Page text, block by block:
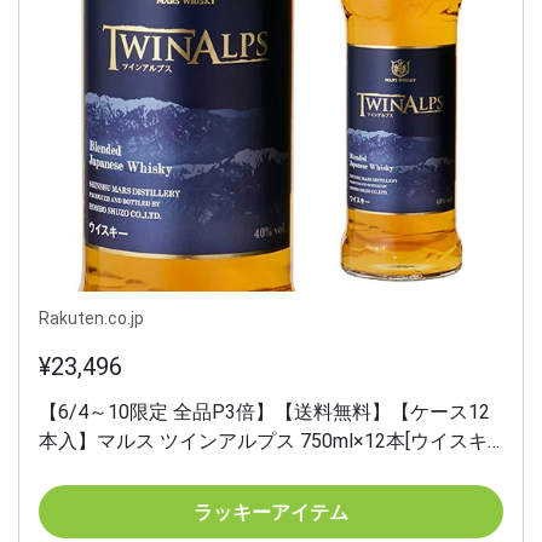
Rakuten.co.jp
¥23,496
【6/4～10限定 全品P3倍】【送料無料】【ケース12
本入】マルス ツインアルプス 750ml×12本[ウイスキ
ラッキーアイテム